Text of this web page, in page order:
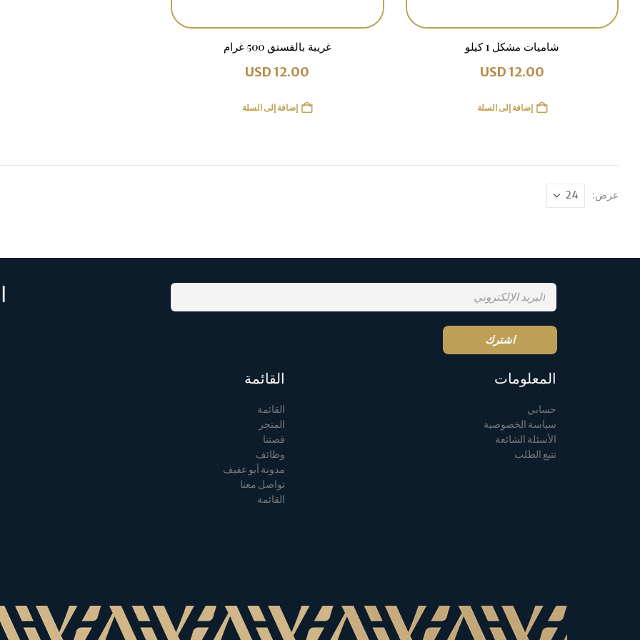
شاميات مشكل 1 كيلو
12.00
USD
إضافة إلى السلة
غريبة بالفستق 500 غرام
12.00
USD
إضافة إلى السلة
عرض:
القائمة
القائمة
المتجر
قصتنا
وظائف
مدونة آبو عفيف
تواصل معنا
القائمة
المعلومات
حسابي
سياسة الخصوصية
الأسئلة الشائعة
تتبع الطلب